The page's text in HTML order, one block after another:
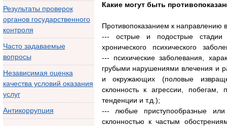
Результаты проверок
органов государственного
контроля
Часто задаваемые
вопросы
Независимая оценка
качества условий оказания
услуг
Антикоррупция
Какие могут быть
Противопоказанием к направлению
--- острые и подострые стадии
хронического психического
--- психические заболевания,
грубыми нарушениями влечения и
и окружающих (половые
склонность к агрессии,
тенденции и т.д.);
--- любые приступообразные или
склонностью к частым